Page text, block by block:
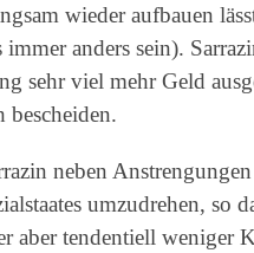
wieder aufbauen
anders sein).
sehr viel mehr Geld
bescheiden.
neben
umzudrehen, so
aber tendentiell weniger